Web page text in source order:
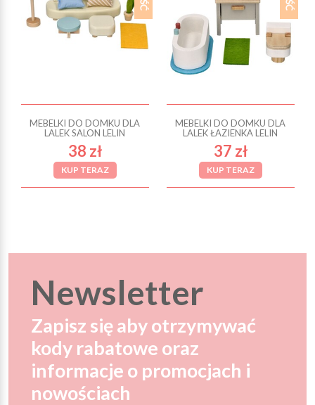
MEBELKI DO DOMKU DLA
LALEK SALON LELIN
38 zł
KUP TERAZ
MEBELKI DO DOMKU DLA
LALEK ŁAZIENKA LELIN
37 zł
KUP TERAZ
Newsletter
Zapisz się aby otrzymywać
kody rabatowe oraz
informacje o promocjach i
nowościach